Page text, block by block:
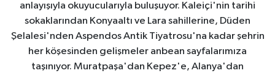
anlayışıyla okuyucularıyla buluşuyor. Kaleiçi'nin tarihi
sokaklarından Konyaaltı ve Lara sahillerine, Düden
Şelalesi'nden Aspendos Antik Tiyatrosu'na kadar şehrin
her köşesinden gelişmeler anbean sayfalarımıza
taşınıyor. Muratpaşa'dan Kepez'e, Alanya'dan